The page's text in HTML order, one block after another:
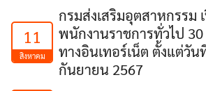
11
สิงหาคม
กรมส่งเสริมอุตสาหกรรม
พนักงานราชการทั่วไป
ทางอินเทอร์เน็ต ตั้งแต่วัน
กันยายน 2567